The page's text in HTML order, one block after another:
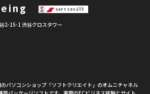
2-15-1 渋谷クロスタワー
パソコンショップ「ソフトクリエイト」のオムニチャネル